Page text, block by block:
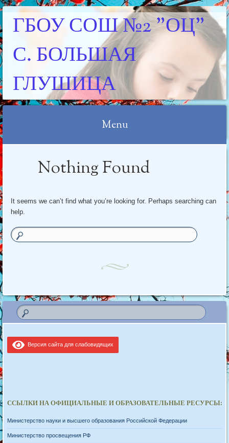
ГБОУ СОШ №2 "ОЦ"
С. БОЛЬШАЯ
ГЛУШИЦА
Menu
Nothing Found
It seems we can’t find what you’re looking for. Perhaps searching can
help.
Версия сайта для слабовидящих
ССЫЛКИ НА ОФИЦИАЛЬНЫЕ И ОБРАЗОВАТЕЛЬНЫЕ РЕСУРСЫ:
Министерство науки и высшего образования Российской Федерации
Министерство просвещения РФ